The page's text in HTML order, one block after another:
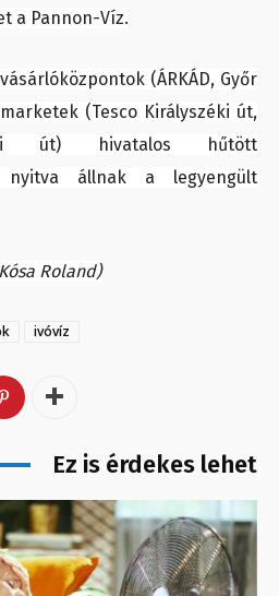
a Pannon-Víz.
(ÁRKÁD, Győr
(Tesco Királyszéki út,
út) hivatalos hűtött
nyitva állnak a legyengült
Roland)
ivóvíz
Ez is érdekes lehet